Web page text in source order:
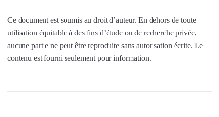
Ce document est soumis au droit d’auteur. En dehors de toute
utilisation équitable à des fins d’étude ou de recherche privée,
aucune partie ne peut être reproduite sans autorisation écrite. Le
contenu est fourni seulement pour information.